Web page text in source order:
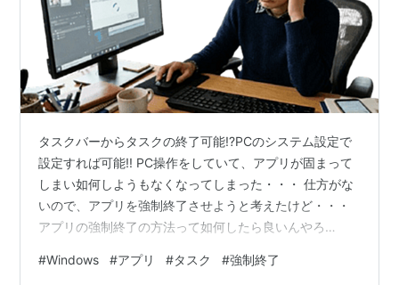
タスクバーからタスクの終了可能!?PCのシステム設定で
設定すれば可能!! PC操作をしていて、アプリが固まって
しまい如何しようもなくなってしまった・・・ 仕方がな
いので、アプリを強制終了させようと考えたけど・・・
アプリの強制終了の方法って如何したら良いんやろ
システム設定からタスクの終了機能を使う方法 タスクバ
#Windows #アプリ #タスク #強制終了